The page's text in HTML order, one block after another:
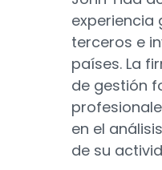
experiencia
terceros e
países. La
de gestión
en el
de su